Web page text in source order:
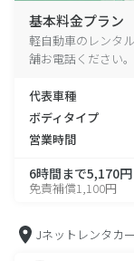
基本料金プラン
軽自動車のレンタ
舗お電話ください。
代表車種
ボディタイプ
営業時間
6時間まで5,170円
免責補償1,100円
Jネットレンタカ